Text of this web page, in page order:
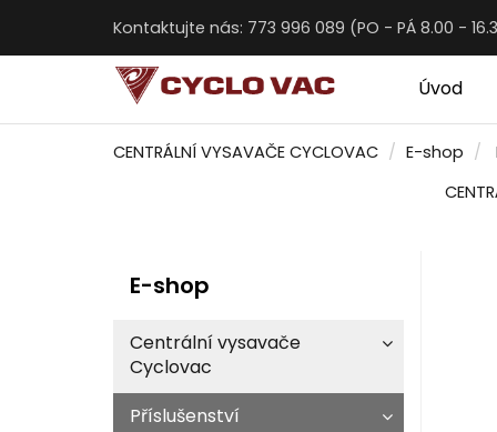
Kontaktujte nás: 773 996 089 (PO - PÁ 8.00 -
Úvod
CENTRÁLNÍ VYSAVAČE CYCLOVAC E-shop
E-shop
Centrální vysavače
Cyclovac
Příslušenství